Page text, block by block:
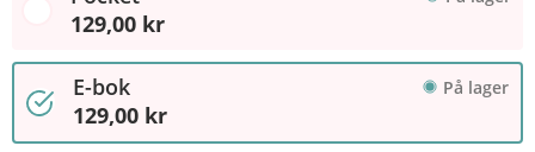
129,00 kr
E-bok På lager
129,00 kr